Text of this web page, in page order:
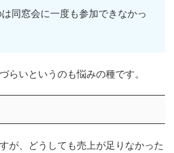
同窓会に一度も参加できなかっ
らいというのも悩みの種です。
が、どうしても売上が足りなかった